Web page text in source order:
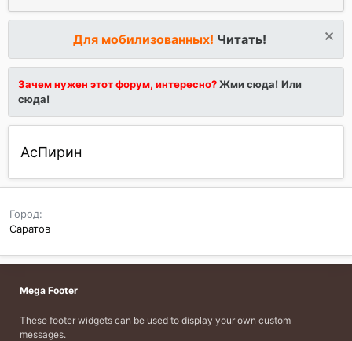
Для мобилизованных! Читать!
Зачем нужен этот форум, интересно?Жми сюда! Или
сюда!
АсПирин
Город
Саратов
Mega Footer
These footer widgets can be used to display your own custom
messages.